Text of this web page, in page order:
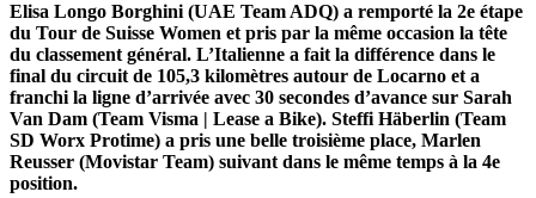
Elisa Longo Borghini (UAE Team ADQ) a remporté la 2e étape
du Tour de Suisse Women et pris par la même occasion la tête
du classement général. L’Italienne a fait la différence dans le
final du circuit de 105,3 kilomètres autour de Locarno et a
franchi la ligne d’arrivée avec 30 secondes d’avance sur Sarah
Van Dam (Team Visma | Lease a Bike). Steffi Häberlin (Team
SD Worx Protime) a pris une belle troisième place, Marlen
Reusser (Movistar Team) suivant dans le même temps à la 4e
position.